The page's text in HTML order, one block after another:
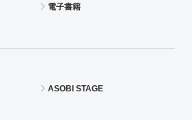
電子書籍
ASOBI STAGE